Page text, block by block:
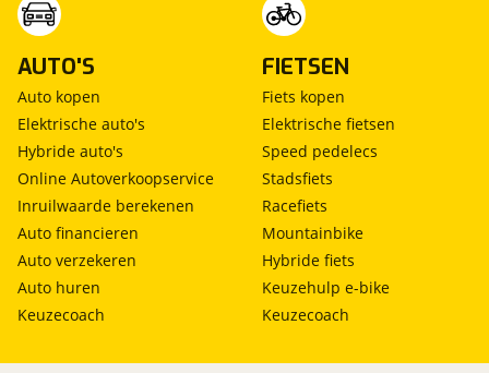
AUTO'S
Auto kopen
Elektrische auto's
Hybride auto's
Online Autoverkoopservice
Inruilwaarde berekenen
Auto financieren
Auto verzekeren
Auto huren
Keuzecoach
FIETSEN
Fiets kopen
Elektrische fietsen
Speed pedelecs
Stadsfiets
Racefiets
Mountainbike
Hybride fiets
Keuzehulp e-bike
Keuzecoach